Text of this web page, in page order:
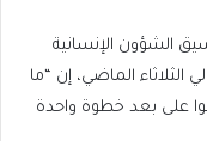
الشؤون الإنسانية
الماضي، إن “ما
على بعد خطوة واحدة